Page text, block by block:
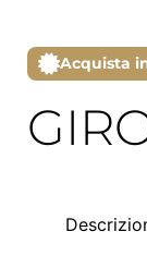
Acquista